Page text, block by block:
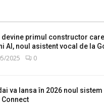
devine primul constructor
AI, noul asistent vocal de la
2025 0
va lansa în 2026 noul